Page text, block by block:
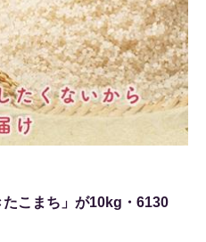
こまち」が10kg・6130